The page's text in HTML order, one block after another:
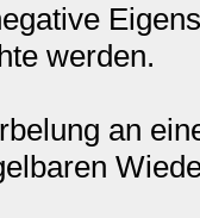
werden.
an